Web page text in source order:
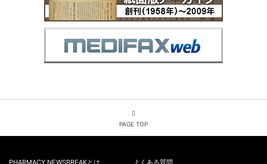
PAGE TOP
PHARMACY NEWSBREAKとは よくある質問